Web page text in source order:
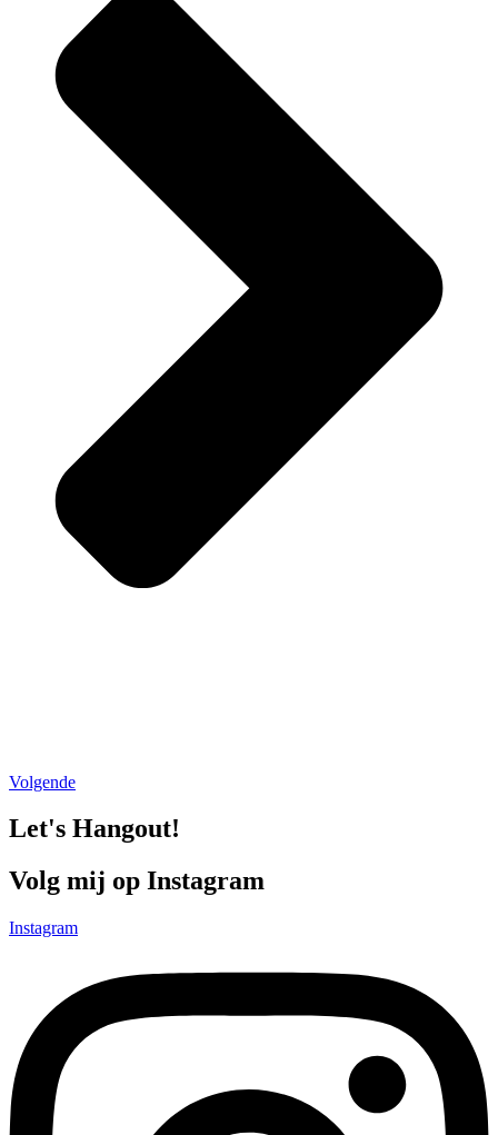
Volgende
Let's Hangout!
Volg mij op Instagram
Instagram